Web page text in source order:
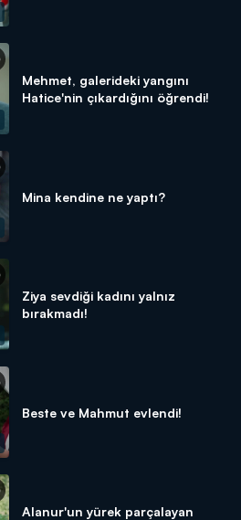
Mehmet, galerideki yangını
Hatice'nin çıkardığını öğrendi!
Mina kendine ne yaptı?
Ziya sevdiği kadını yalnız
bırakmadı!
Beste ve Mahmut evlendi!
Alanur'un yürek parçalayan